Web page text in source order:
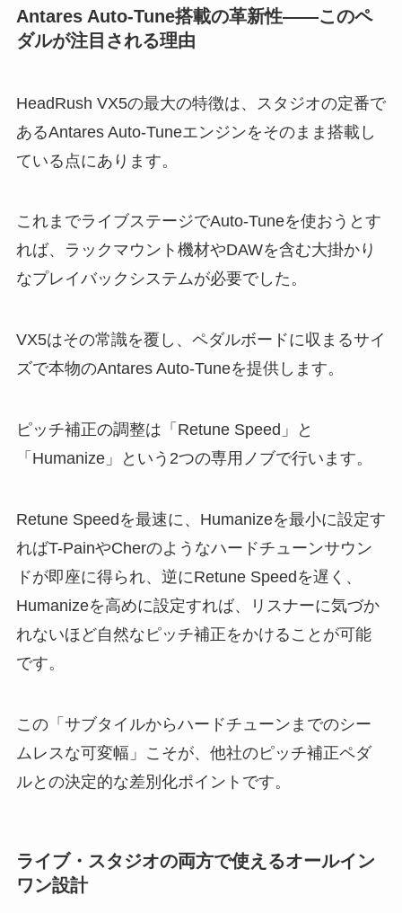
Antares Auto-Tune搭載の革新性——このペ
ダルが注目される理由
HeadRush VX5の最大の特徴は、スタジオの定番で
あるAntares Auto-Tuneエンジンをそのまま搭載し
ている点にあります。
これまでライブステージでAuto-Tuneを使おうとす
れば、ラックマウント機材やDAWを含む大掛かり
なプレイバックシステムが必要でした。
VX5はその常識を覆し、ペダルボードに収まるサイ
ズで本物のAntares Auto-Tuneを提供します。
ピッチ補正の調整は「Retune Speed」と
「Humanize」という2つの専用ノブで行います。
Retune Speedを最速に、Humanizeを最小に設定す
ればT-PainやCherのようなハードチューンサウン
ドが即座に得られ、逆にRetune Speedを遅く、
Humanizeを高めに設定すれば、リスナーに気づか
れないほど自然なピッチ補正をかけることが可能
です。
この「サブタイルからハードチューンまでのシー
ムレスな可変幅」こそが、他社のピッチ補正ペダ
ルとの決定的な差別化ポイントです。
ライブ・スタジオの両方で使えるオールイン
ワン設計